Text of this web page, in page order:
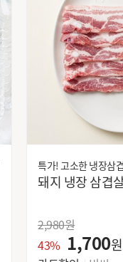
특가! 고소한 냉장삼
2,980원
43% 1,700원